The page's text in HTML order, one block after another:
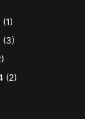
(1)
(3)
(2)